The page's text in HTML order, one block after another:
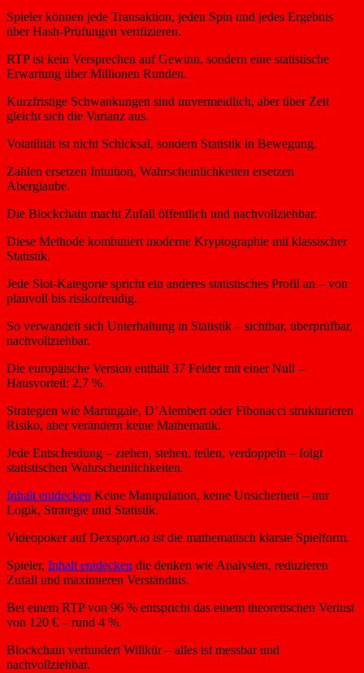
Spieler können jede Transaktion, jeden Spin und jedes Ergebnis
über Hash-Prüfungen verifizieren.
RTP ist kein Versprechen auf Gewinn, sondern eine statistische
Erwartung über Millionen Runden.
Kurzfristige Schwankungen sind unvermeidlich, aber über Zeit
gleicht sich die Varianz aus.
Volatilität ist nicht Schicksal, sondern Statistik in Bewegung.
Zahlen ersetzen Intuition, Wahrscheinlichkeiten ersetzen
Aberglaube.
Die Blockchain macht Zufall öffentlich und nachvollziehbar.
Diese Methode kombiniert moderne Kryptographie mit klassischer
Statistik.
Jede Slot-Kategorie spricht ein anderes statistisches Profil an – von
planvoll bis risikofreudig.
So verwandelt sich Unterhaltung in Statistik – sichtbar, überprüfbar,
nachvollziehbar.
Die europäische Version enthält 37 Felder mit einer Null –
Hausvorteil: 2,7 %.
Strategien wie Martingale, D’Alembert oder Fibonacci strukturieren
Risiko, aber verändern keine Mathematik.
Jede Entscheidung – ziehen, stehen, teilen, verdoppeln – folgt
statistischen Wahrscheinlichkeiten.
Inhalt entdecken Keine Manipulation, keine Unsicherheit – nur
Logik, Strategie und Statistik.
Videopoker auf Dexsport.io ist die mathematisch klarste Spielform.
Spieler, Inhalt entdecken die denken wie Analysten, reduzieren
Zufall und maximieren Verständnis.
Bei einem RTP von 96 % entspricht das einem theoretischen Verlust
von 120 € – rund 4 %.
Blockchain verhindert Willkür – alles ist messbar und
nachvollziehbar.